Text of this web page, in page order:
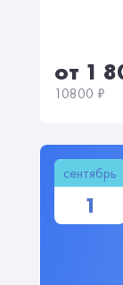
от 1
10800 ₽
сентябрь
1